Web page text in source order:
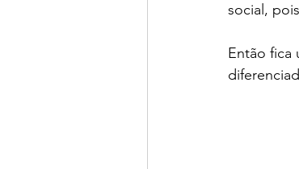
social,
Então fica